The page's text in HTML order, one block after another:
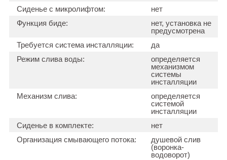
Сиденье с микролифтом:
нет
Функция биде:
нет, установка не
предусмотрена
Требуется система инсталляции:
да
Режим слива воды:
определяется
механизмом
системы
инсталляции
Механизм слива:
определяется
системой
инсталляции
Сиденье в комплекте:
нет
Организация смывающего потока:
душевой слив
(воронка-
водоворот)